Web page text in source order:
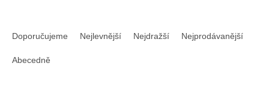
Doporučujeme Nejlevnější Nejdražší Nejprodávanější
Abecedně